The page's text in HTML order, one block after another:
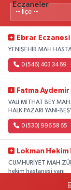
Ebrar Eczanesi
YENİŞEHİR
0 (546) 403 34 69
Fatma
VALİ MİTHAT BEY
HALK PAZARI YANI-
0 (530) 996 58 65
Lokman Hekim
CUMHURİYET
hekim hastanesi yanı